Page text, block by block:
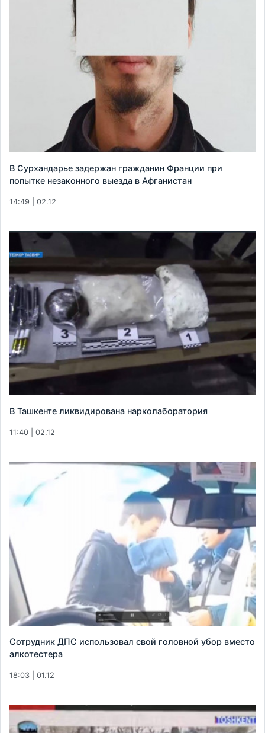
В Сурхандарье задержан гражданин Франции при
попытке незаконного выезда в Афганистан
14:49 | 02.12
В Ташкенте ликвидирована нарколаборатория
11:40 | 02.12
Сотрудник ДПС использовал свой головной убор вместо
алкотестера
18:03 | 01.12